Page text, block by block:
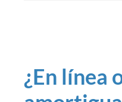
¿En línea